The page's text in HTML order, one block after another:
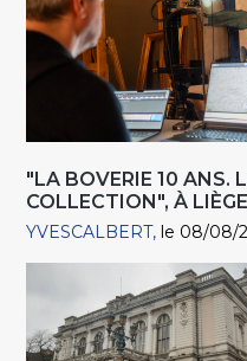
"LA BOVERIE 10 ANS.
COLLECTION", À
YVESCALBERT le 08/08/